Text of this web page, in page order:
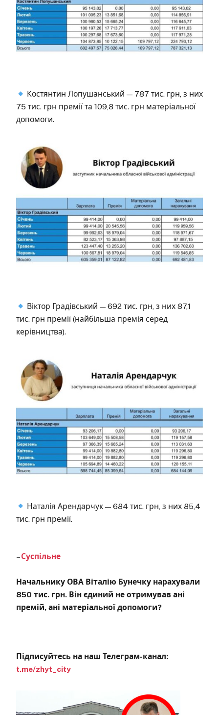
Костянтин Лопушанський — 787 тис. грн, з них
75 тис. грн премії та 109,8 тис. грн матеріальної
допомоги.
Віктор Градівський — 692 тис. грн, з них 87,1
тис. грн премії (найбільша премія серед
керівництва).
Наталія Арендарчук — 684 тис. грн, з них 85,4
тис. грн премії.
–Суспільне
Начальнику ОВА Віталію Бунечку нарахували
850 тис. грн. Він єдиний не отримував ані
премій, ані матеріальної допомоги?
Підписуйтесь на наш Телеграм-канал:
t.me/zhyt_city